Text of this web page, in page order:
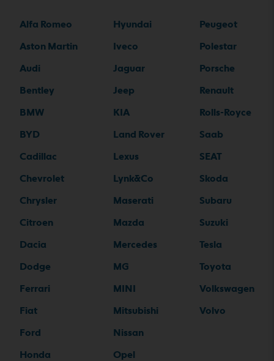
Alfa Romeo
Aston Martin
Audi
Bentley
BMW
BYD
Cadillac
Chevrolet
Chrysler
Citroen
Dacia
Dodge
Ferrari
Fiat
Ford
Honda
Hyundai
Iveco
Jaguar
Jeep
KIA
Land Rover
Lexus
Lynk&Co
Maserati
Mazda
Mercedes
MG
MINI
Mitsubishi
Nissan
Opel
Peugeot
Polestar
Porsche
Renault
Rolls-Royce
Saab
SEAT
Skoda
Subaru
Suzuki
Tesla
Toyota
Volkswagen
Volvo